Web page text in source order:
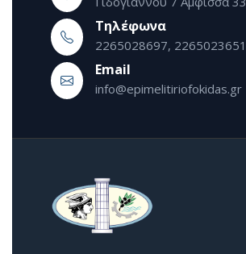
Τηλέφωνα
2265028697, 2265023651
Εmail
info@epimelitiriofokidas.gr